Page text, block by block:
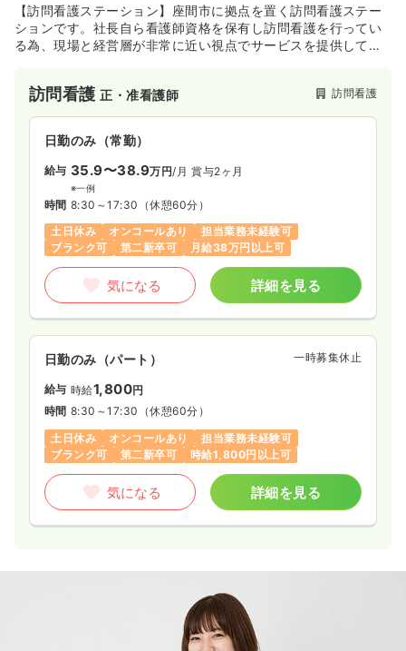
【訪問看護ステーション】座間市に拠点を置く訪問看護ステー
ションです。社長自ら看護師資格を保有し訪問看護を行ってい
る為、現場と経営層が非常に近い視点でサービスを提供してい
訪問看護正・准看護師 訪問看護
日勤のみ（常勤）
給与 35.9〜38.9万円/月 賞与2ヶ月
※一例
時間 8:30～17:30 （休憩60分）
土日休み
オンコールあり
担当業務未経験可
ブランク可
第二新卒可 月給38万円以上可
気になる 詳細を見る
日勤のみ（パート） 一時募集休止
給与 時給1,800円
時間 8:30～17:30 （休憩60分）
土日休み
オンコールあり
担当業務未経験可
ブランク可
第二新卒可 時給1,800円以上可
気になる 詳細を見る